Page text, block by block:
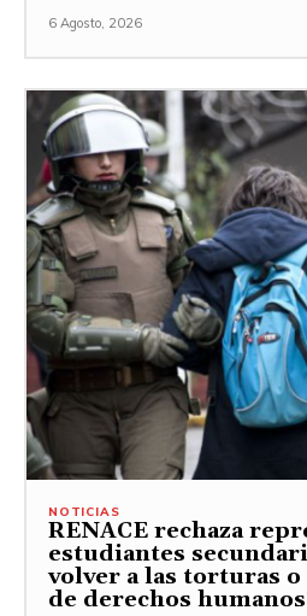
6 Agosto, 2026
NOTICIAS
RENACE rechaza
estudiantes
volver a las torturas o
de derechos